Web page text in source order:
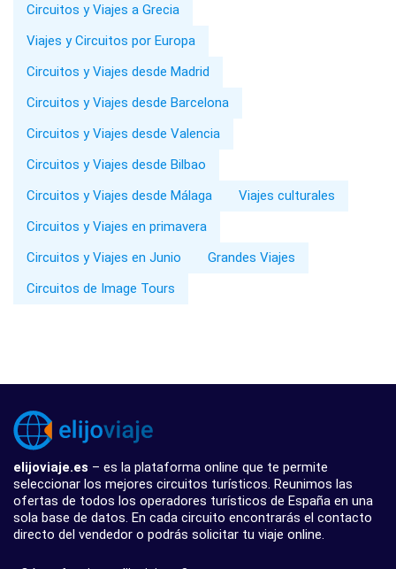
Circuitos y Viajes a Grecia
Viajes y Circuitos por Europa
Circuitos y Viajes desde Madrid
Circuitos y Viajes desde Barcelona
Circuitos y Viajes desde Valencia
Circuitos y Viajes desde Bilbao
Circuitos y Viajes desde Málaga
Viajes culturales
Circuitos y Viajes en primavera
Circuitos y Viajes en Junio
Grandes Viajes
Circuitos de Image Tours
elijoviaje.es – es la plataforma online que te permite
seleccionar los mejores circuitos turísticos. Reunimos las
ofertas de todos los operadores turísticos de España en una
sola base de datos. En cada circuito encontrarás el contacto
directo del vendedor o podrás solicitar tu viaje online.